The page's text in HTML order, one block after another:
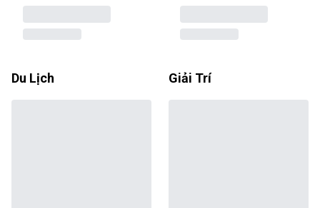
Du Lịch Giải Trí